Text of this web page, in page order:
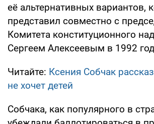
её альтернативных вариантов,
представил совместно с
Комитета конституционного
Сергеем Алексеевым в 1992
Читайте: Ксения Собчак
не хочет детей
Собчака, как популярного в